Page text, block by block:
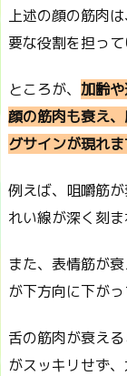
上述の顔の筋肉
要な役割を担って
ところが、 加齢
顔の筋肉も衰え
グサインが現れ
例えば、咀嚼筋
れい線が深く刻ま
また、表情筋が
が下方向に下が
舌の筋肉が衰え
がスッキリせず